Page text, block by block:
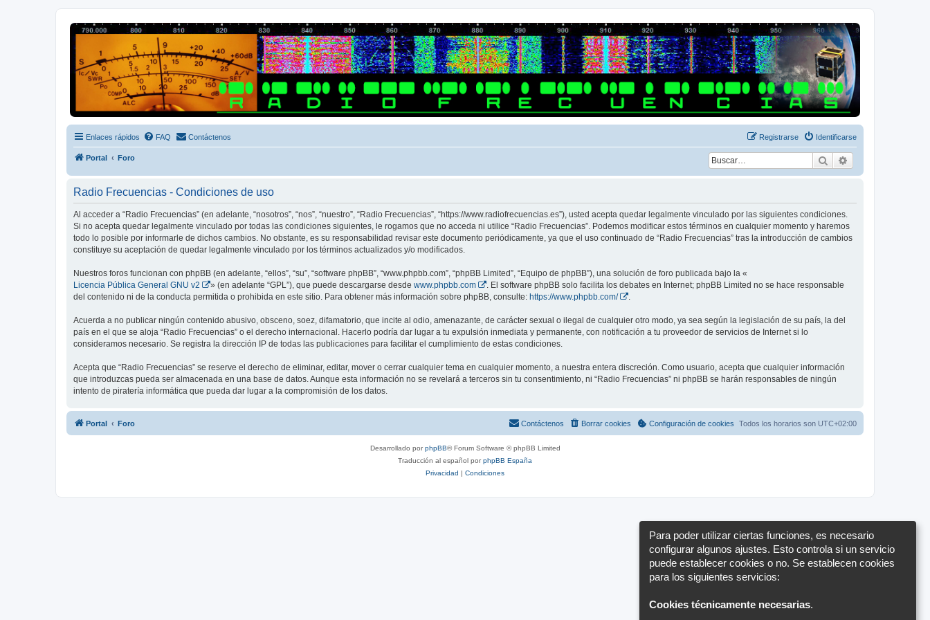
Radio Frecuencias
Foro de Radio Frecuencias
Enlaces rápidos FAQ Contáctenos Identificarse
Registrarse
Portal Foro Buscar
Radio Frecuencias - Condiciones de uso
Al acceder a “Radio Frecuencias” (en adelante, “nosotros”, “nos”, “nuestro”, “Radio Frecuencias”, “https://www.radiofrecuencias.es”), usted acepta quedar legalmente vinculado por las siguientes condiciones.
Si no acepta quedar legalmente vinculado por todas las condiciones siguientes, le rogamos que no acceda ni utilice “Radio Frecuencias”. Podemos modificar estos términos en cualquier momento y haremos
todo lo posible por informarle de dichos cambios. No obstante, es su responsabilidad revisar este documento periódicamente, ya que el uso continuado de “Radio Frecuencias” tras la introducción de cambios
constituye su aceptación de quedar legalmente vinculado por los términos actualizados y/o modificados.
Nuestros foros funcionan con phpBB (en adelante, “ellos”, “su”, “software phpBB”, “www.phpbb.com”, “phpBB Limited”, “Equipo de phpBB”), una solución de foro publicada bajo la «
Licencia Pública General GNU v2
» (en adelante “GPL”), que puede descargarse desde www.phpbb.com
. El software phpBB solo facilita los debates en Internet; phpBB Limited no se hace responsable
del contenido ni de la conducta permitida o prohibida en este sitio. Para obtener más información sobre phpBB, consulte: https://www.phpbb.com/ .
Acuerda a no publicar ningún contenido abusivo, obsceno, soez, difamatorio, que incite al odio, amenazante, de carácter sexual o ilegal de cualquier otro modo, ya sea según la legislación de su país, la del
país en el que se aloja “Radio Frecuencias” o el derecho internacional. Hacerlo podría dar lugar a tu expulsión inmediata y permanente, con notificación a tu proveedor de servicios de Internet si lo
consideramos necesario. Se registra la dirección IP de todas las publicaciones para facilitar el cumplimiento de estas condiciones.
Acepta que “Radio Frecuencias” se reserve el derecho de eliminar, editar, mover o cerrar cualquier tema en cualquier momento, a nuestra entera discreción. Como usuario, acepta que cualquier información
que introduzcas pueda ser almacenada en una base de datos. Aunque esta información no se revelará a terceros sin tu consentimiento, ni “Radio Frecuencias” ni phpBB se harán responsables de ningún
intento de piratería informática que pueda dar lugar a la compromisión de los datos.
Portal Foro Todos los horarios son UTC+02:00
Configuración de cookies
Borrar cookies
Contáctenos
Desarrollado porphpBB® Forum Software © phpBB Limited
Traducción al español porphpBB España
Privacidad
Condiciones
Para poder utilizar ciertas funciones, es necesario
configurar algunos ajustes. Esto controla si un servicio
puede establecer cookies o no. Se establecen cookies
para los siguientes servicios:
Cookies técnicamente necesarias.